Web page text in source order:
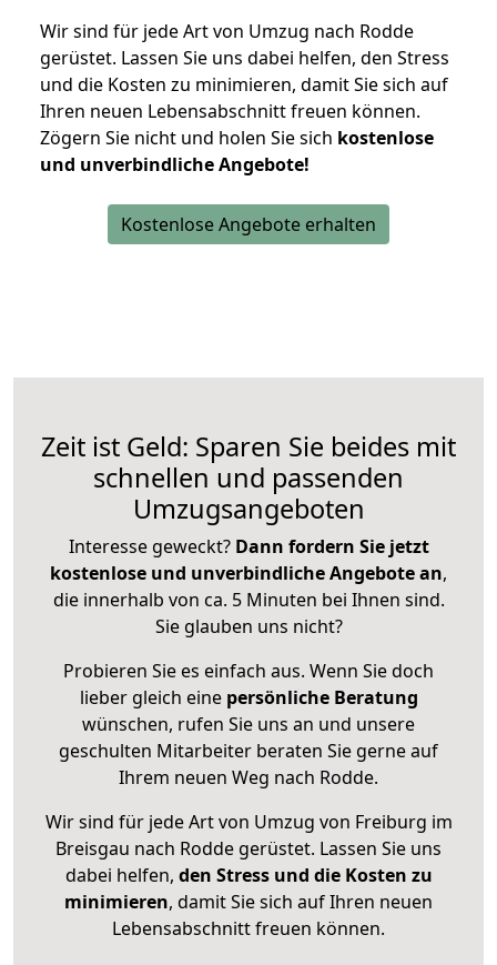
Wir sind für jede Art von Umzug nach Rodde
gerüstet. Lassen Sie uns dabei helfen, den Stress
und die Kosten zu minimieren, damit Sie sich auf
Ihren neuen Lebensabschnitt freuen können.
Zögern Sie nicht und holen Sie sich kostenlose
und unverbindliche Angebote!
Kostenlose Angebote erhalten
Zeit ist Geld: Sparen Sie beides mit
schnellen und passenden
Umzugsangeboten
Interesse geweckt? Dann fordern Sie jetzt
kostenlose und unverbindliche Angebote an,
die innerhalb von ca. 5 Minuten bei Ihnen sind.
Sie glauben uns nicht?
Probieren Sie es einfach aus. Wenn Sie doch
lieber gleich eine persönliche Beratung
wünschen, rufen Sie uns an und unsere
geschulten Mitarbeiter beraten Sie gerne auf
Ihrem neuen Weg nach Rodde.
Wir sind für jede Art von Umzug von Freiburg im
Breisgau nach Rodde gerüstet. Lassen Sie uns
dabei helfen, den Stress und die Kosten zu
minimieren, damit Sie sich auf Ihren neuen
Lebensabschnitt freuen können.